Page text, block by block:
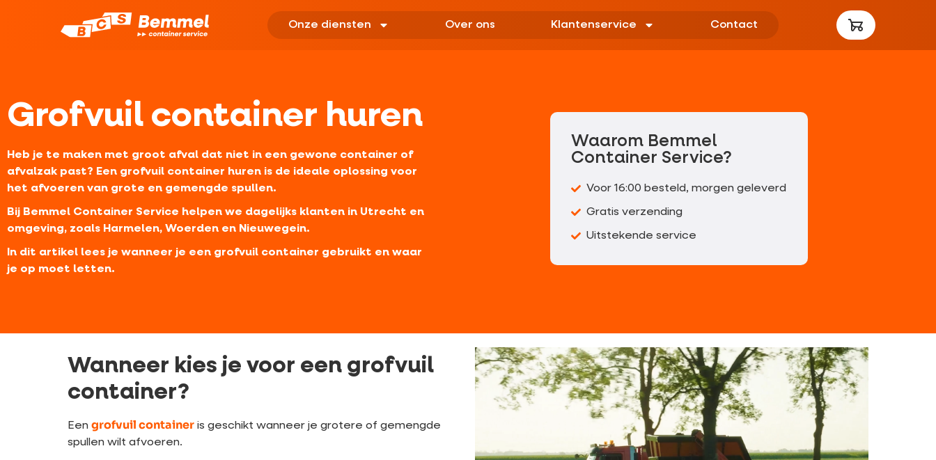
Onze diensten Over ons Klantenservice Contact
Grofvuil container huren
Heb je te maken met groot afval dat niet in een gewone container of
afvalzak past? Een grofvuil container huren is de ideale oplossing voor
het afvoeren van grote en gemengde spullen.
Bij Bemmel Container Service helpen we dagelijks klanten in Utrecht en
omgeving, zoals Harmelen, Woerden en Nieuwegein.
In dit artikel lees je wanneer je een grofvuil container gebruikt en waar
je op moet letten.
Waarom Bemmel
Container Service?
Voor 16:00 besteld, morgen geleverd
Gratis verzending
Uitstekende service
Wanneer kies je voor een grofvuil
container?
Een grofvuil container is geschikt wanneer je grotere of gemengde
spullen wilt afvoeren.